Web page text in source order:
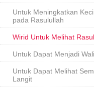
Untuk Meningkatkan
pada Rasulullah
Wirid Untuk Melihat
Untuk Dapat Menjadi
Untuk Dapat Melihat
Langit